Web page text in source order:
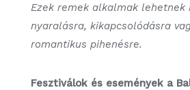
Ezek remek alkalmak lehetnek
nyaralásra, kikapcsolódásra
romantikus pihenésre.
Fesztiválok és események a